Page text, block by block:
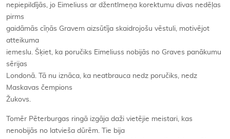
nepiepildījās, jo Eimeliuss ar džentlmeņa korektumu divas nedēļas
pirms
gaidāmās cīņās Gravem aizsūtīja skaidrojošu vēstuli, motivējot
atteikuma
iemeslu. Šķiet, ka poručiks Eimeliuss nobijās no Graves panākumu
sērijas
Londonā. Tā nu iznāca, ka neatbrauca nedz poručiks, nedz
Maskavas čempions
Žukovs.
Tomēr Pēterburgas ringā izgāja daži vietējie meistari, kas
nenobijās no latvieša dūrēm. Tie bija